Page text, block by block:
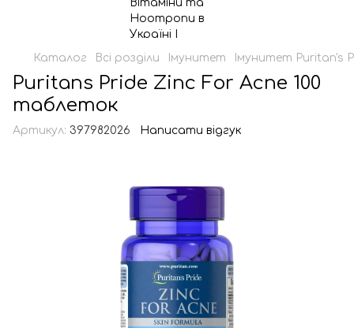
Каталог Всі розділи Імунитет Імунитет Puritan's
Puritans Pride Zinc For Acne 100
таблеток
Артикул: 397982026 Написати відгук